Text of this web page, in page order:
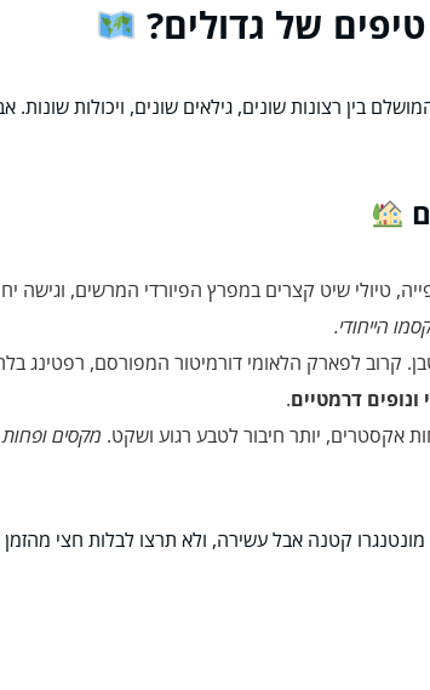
של גדולים?
בין רצונות שונים, גילאים שונים, ויכולות
טיולי שיט קצרים במפרץ הפיורדי המרשים, וגישה
הייחודי.
קרוב לפארק הלאומי דורמיטור המפורסם, רפטינג
דרמטיים.
אקסטרים, יותר חיבור לטבע רגוע ושקט. מקסים
קטנה אבל עשירה, ולא תרצו לבלות חצי מהזמן